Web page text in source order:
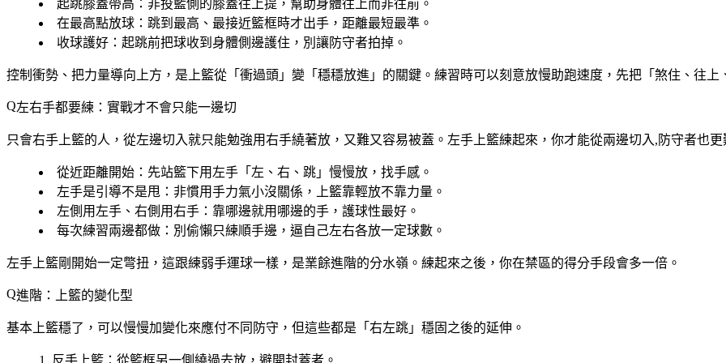
起跳膝蓋帶高 ：非投籃側的膝蓋往上提，幫助身體往上而非往前。
在最高點放球 ：跳到最高、最接近籃框時才出手，距離最短最準。
收球護好 ：起跳前把球收到身體側邊護住，別讓防守者拍掉。
控制衝勢、把力量導向上方，是上籃從「衝過頭」變「穩穩放進」的關鍵。練習時可以刻意放慢助跑速度，先把「煞住、往上
左右手都要練：實戰才不會只能一邊切
只會右手上籃的人，從左邊切入就只能勉強用右手繞著放，又難又容易被蓋。左手上籃練起來，你才能從兩邊切入,防守者也
從近距離開始 ：先站籃下用左手「左、右、跳」慢慢放，找手感。
左手是引導不是甩 ：非慣用手力氣小沒關係，上籃靠輕放不靠力量。
左側用左手、右側用右手 ：靠哪邊就用哪邊的手，護球性最好。
每次練習兩邊都做 ：別偷懶只練順手邊，逼自己左右各放一定球數。
左手上籃剛開始一定彆扭，這跟練弱手運球一樣，是業餘進階的分水嶺。練起來之後，你在禁區的得分手段會多一倍。
進階：上籃的變化型
基本上籃穩了，可以慢慢加變化來應付不同防守，但這些都是「右左跳」穩固之後的延伸。
反手上籃 ：從籃框另一側繞過去放，避開封蓋者。